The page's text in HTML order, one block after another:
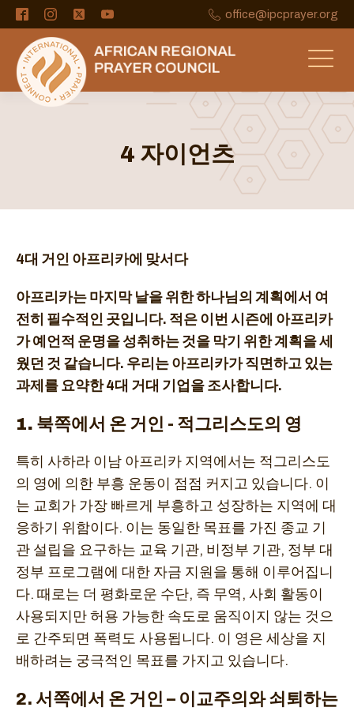
office@ipcprayer.org
4 자이언츠
4대 거인 아프리카에 맞서다
아프리카는 마지막 날을 위한 하나님의 계획에서 여
전히 필수적인 곳입니다. 적은 이번 시즌에 아프리카
가 예언적 운명을 성취하는 것을 막기 위한 계획을 세
웠던 것 같습니다. 우리는 아프리카가 직면하고 있는
과제를 요약한 4대 거대 기업을 조사합니다.
1. 북쪽에서 온 거인 - 적그리스도의 영
특히 사하라 이남 아프리카 지역에서는 적그리스도
의 영에 의한 부흥 운동이 점점 커지고 있습니다. 이
는 교회가 가장 빠르게 부흥하고 성장하는 지역에 대
응하기 위함이다. 이는 동일한 목표를 가진 종교 기
관 설립을 요구하는 교육 기관, 비정부 기관, 정부 대
정부 프로그램에 대한 자금 지원을 통해 이루어집니
다. 때로는 더 평화로운 수단, 즉 무역, 사회 활동이
사용되지만 허용 가능한 속도로 움직이지 않는 것으
로 간주되면 폭력도 사용됩니다. 이 영은 세상을 지
배하려는 궁극적인 목표를 가지고 있습니다.
2. 서쪽에서 온 거인 – 이교주의와 쇠퇴하는